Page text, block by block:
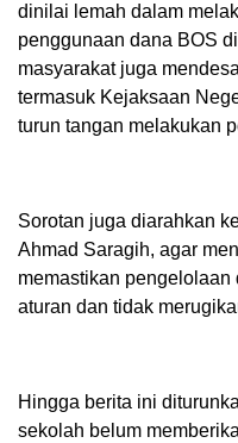
dinilai lemah dalam
penggunaan dana BOS
masyarakat juga
termasuk Kejaksaan
turun tangan melakukan
Sorotan juga diarahkan
Ahmad Saragih, agar
memastikan
aturan dan tidak
Hingga berita ini
sekolah belum